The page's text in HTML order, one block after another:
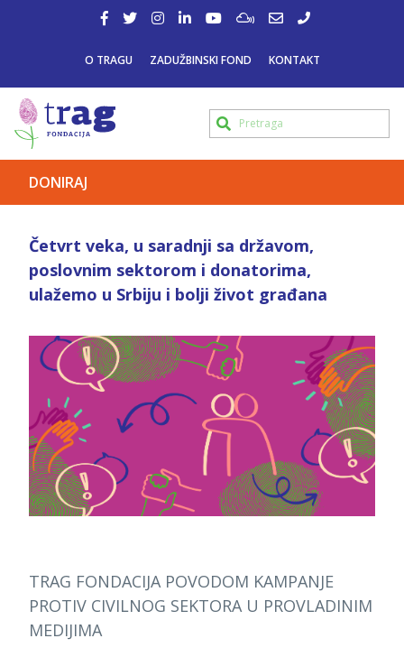
O TRAGU ZADUŽBINSKI FOND KONTAKT
DONIRAJ
Četvrt veka, u saradnji sa državom,
poslovnim sektorom i donatorima,
ulažemo u Srbiju i bolji život građana
TRAG FONDACIJA POVODOM KAMPANJE
PROTIV CIVILNOG SEKTORA U PROVLADINIM
MEDIJIMA